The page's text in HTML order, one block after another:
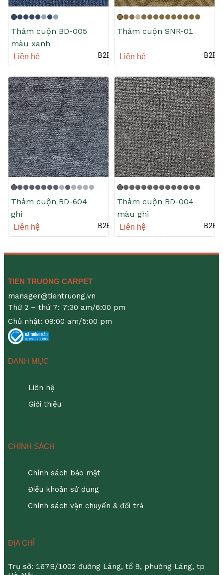
Thảm cuộn BD-005
màu xanh
Liên hệ B2B
Thảm cuộn SNR-01
Liên hệ B2B
Thảm cuộn BD-604
ghi
Liên hệ B2B
Thảm cuộn BD-004
màu ghi
Liên hệ B2B
TIEN TRUONG CARPET
manager@tientruong.vn
Thứ 2 – thứ 7: 7:30 am/6:00 pm
Chủ nhật: 09:00 am/5:00 pm
DANH MỤC
Liên hệ
Giới thiệu
CHÍNH SÁCH
Chính sách bảo mật
Điều khoản sử dụng
Chính sách vận chuyển & đổi trả
ĐỊA CHỈ
Trụ sở: 167B/1002 đường Láng, tổ 9, phường Láng, tp